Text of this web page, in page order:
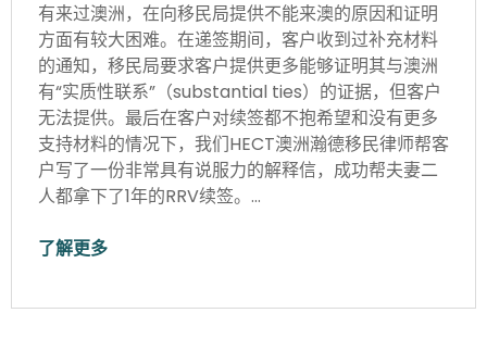
有来过澳洲，在向移民局提供不能来澳的原因和证明
方面有较大困难。在递签期间，客户收到过补充材料
的通知，移民局要求客户提供更多能够证明其与澳洲
有“实质性联系”（substantial ties）的证据，但客户
无法提供。最后在客户对续签都不抱希望和没有更多
支持材料的情况下，我们HECT澳洲瀚德移民律师帮客
户写了一份非常具有说服力的解释信，成功帮夫妻二
人都拿下了1年的RRV续签。…
了解更多